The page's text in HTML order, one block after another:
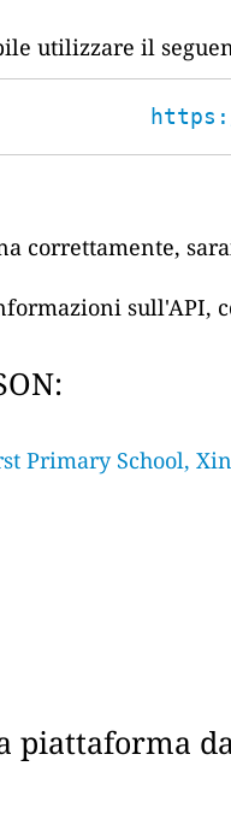
utilizzare il
correttamente,
sull'API,
Primary School,
piattaforma